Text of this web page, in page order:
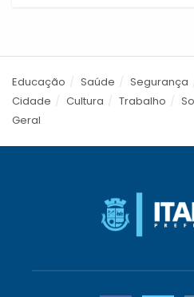
Educação Saúde Segurança
Cidade
Cultura Trabalho
Geral